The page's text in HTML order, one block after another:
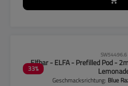
33%
SW54496.6
Elfbar - ELFA - Prefilled Pod -
Geschmacksrichtung: Blue